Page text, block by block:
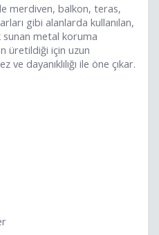
merdiven, balkon, teras,
gibi alanlarda kullanılan,
metal koruma
üretildiği için uzun
dayanıklılığı ile öne çıkar.